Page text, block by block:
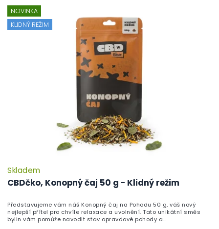
NOVINKA
KLIDNÝ REŽIM
CBDčko, Konopný čaj 50 g - Klidný režim
Skladem
Představujeme vám náš Konopný čaj na Pohodu 50 g, váš nový
nejlepší přítel pro chvíle relaxace a uvolnění. Tato unikátní směs
bylin vám pomůže navodit stav opravdové pohody a...